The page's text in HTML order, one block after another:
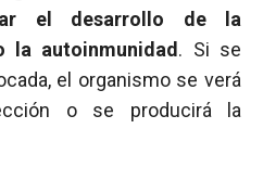
el desarrollo de la
la autoinmunidad . Si se
el organismo se verá
o se producirá la